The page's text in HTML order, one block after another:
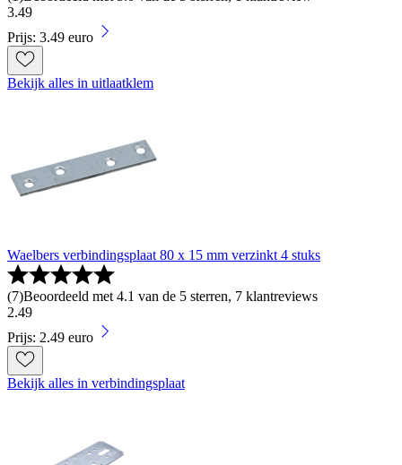
3.49
Prijs: 3.49 euro
Bekijk alles in uitlaatklem
Waelbers verbindingsplaat 80 x 15 mm verzinkt 4 stuks
(7)Beoordeeld met 4.1 van de 5 sterren, 7 klantreviews
2.49
Prijs: 2.49 euro
Bekijk alles in verbindingsplaat